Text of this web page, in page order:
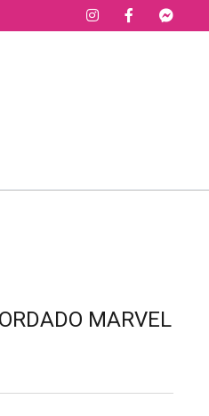
MARVEL